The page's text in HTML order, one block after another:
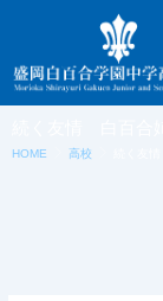
ス
キ
プHOME 高校